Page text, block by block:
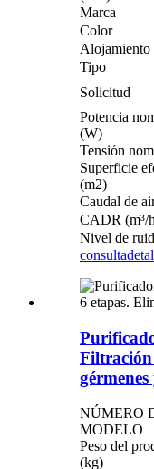
Marca
Color
Alojamiento
Tipo
Solicitud
Potencia
(W)
Tensión
Superficie
(m2)
Caudal de
CADR (m³/
Nivel de
consulta
Filtración
NÚMERO
MODELO
Peso del
(kg)